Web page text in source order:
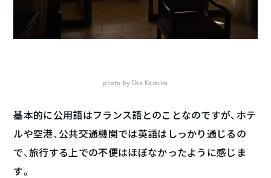
photo by Sho Koizumi
基本的に公用語はフランス語とのことなのですが、ホテ
ルや空港、公共交通機関では英語はしっかり通じるの
で、旅行する上での不便はほぼなかったように感じま
す。